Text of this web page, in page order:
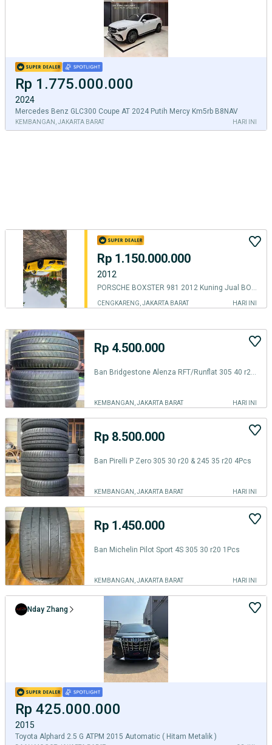
Rp 1.775.000.000
2024
Mercedes Benz GLC300 Coupe AT 2024 Putih Mercy Km5rb B8NAV
KEMBANGAN, JAKARTA BARAT HARI INI
Rp 1.150.000.000
2012
PORSCHE BOXSTER 981 2012 Kuning Jual BOXSTER 2011 Porsche SPORT 2013
CENGKARENG, JAKARTA BARAT HARI INI
Rp 4.500.000
KEMBANGAN, JAKARTA BARAT HARI INI
Rp 8.500.000
Ban Pirelli P Zero 305 30 r20 & 245 35 r20 4Pcs
KEMBANGAN, JAKARTA BARAT HARI INI
Rp 1.450.000
Ban Michelin Pilot Sport 4S 305 30 r20 1Pcs
KEMBANGAN, JAKARTA BARAT HARI INI
Rp 425.000.000
2015
Toyota Alphard 2.5 G ATPM 2015 Automatic ( Hitam Metalik )
Nday Zhang